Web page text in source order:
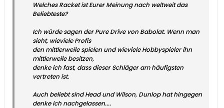
Welches Racket ist Eurer Meinung nach weltweit das
Beliebteste?
Ich würde sagen der Pure Drive von Babolat. Wenn man
sieht, wieviele Profis
den mittlerweile spielen und wieviele Hobbyspieler ihn
mittlerweile besitzen,
denke ich fast, dass dieser Schläger am häufigsten
vertreten ist.
Auch beliebt sind Head und Wilson, Dunlop hat hingegen
denke ich nachgelassen....